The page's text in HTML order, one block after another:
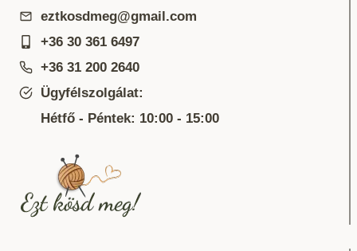
eztkosdmeg@gmail.com
+36 30 361 6497
+36 31 200 2640
Ügyfélszolgálat:
Hétfő - Péntek: 10:00 - 15:00